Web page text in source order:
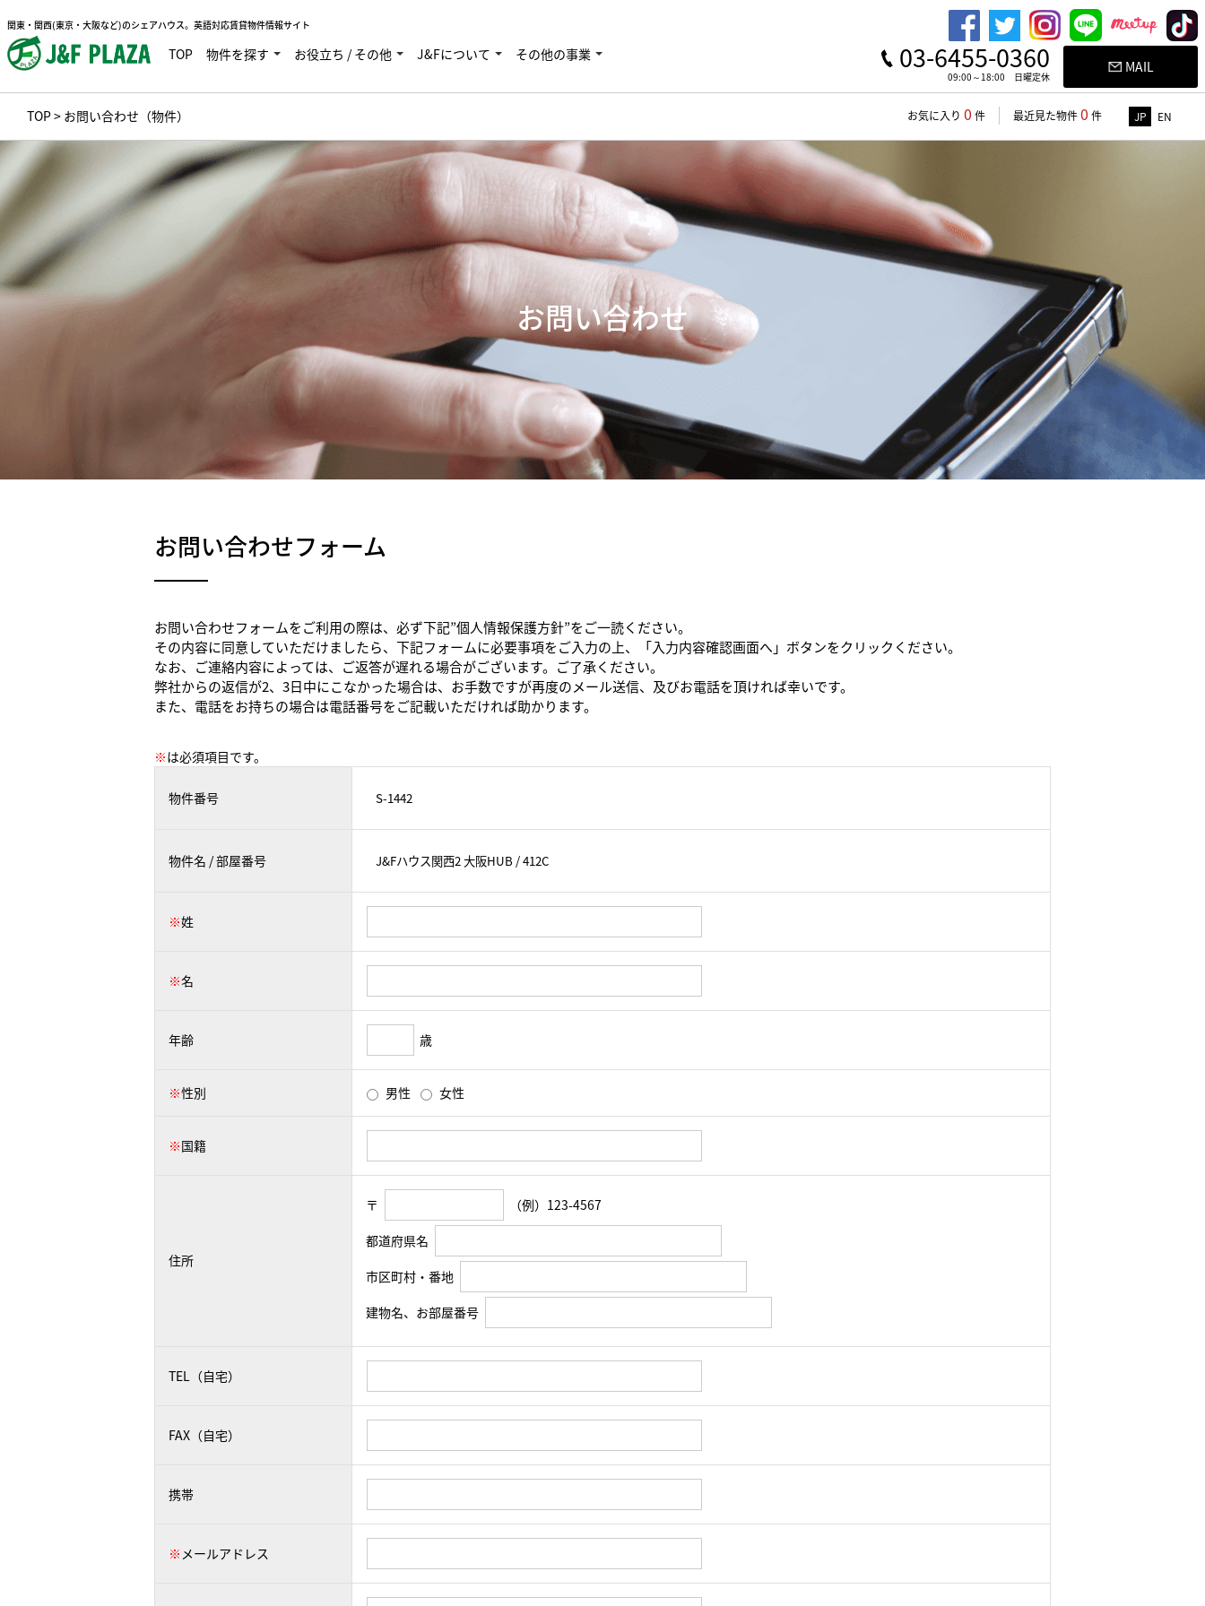
関東・関西(東京・大阪など)のシェアハウス。英語対応賃貸物件情報サイト
TOP 物件を探す お役立ち / その他 J&Fについて その他の事業 03-6455-0360
09:00～18:00 日曜定休
MAIL
TOP> お問い合わせ（物件） お気に入り 0 件 最近見た物件0 件 JP EN
お問い合わせ
お問い合わせフォーム
お問い合わせフォームをご利用の際は、必ず下記”個人情報保護方針”をご一読ください。
その内容に同意していただけましたら、下記フォームに必要事項をご入力の上、「入力内容確認画面へ」ボタンをクリックください。
なお、ご連絡内容によっては、ご返答が遅れる場合がございます。ご了承ください。
弊社からの返信が2、3日中にこなかった場合は、お手数ですが再度のメール送信、及びお電話を頂ければ幸いです。
また、電話をお持ちの場合は電話番号をご記載いただければ助かります。
※は必須項目です。
物件番号
物件名 / 部屋番号
※姓
※名
年齢 歳
※性別 男性 女性
※国籍
住所
〒
（例）123-4567
都道府県名
市区町村・番地
建物名、お部屋番号
TEL（自宅）
FAX（自宅）
携帯
※ メールアドレス